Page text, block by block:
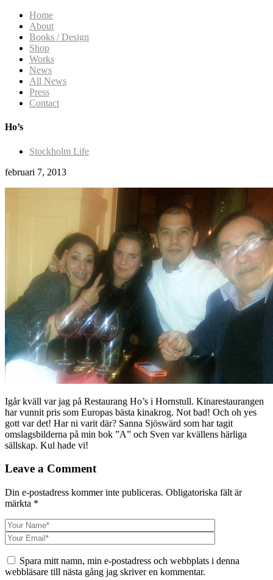
Home
About
Books / Design
Shop
Works
News
All News
Press
Contact
Ho’s
Stockholm Life
februari 7, 2013
Igår kväll var jag på Restaurang Ho’s i Hornstull. Kinarestaurangen
har vunnit pris som Europas bästa kinakrog. Not bad! Och oh yes
gott var det! Har ni varit där? Sanna Sjöswärd som har tagit
omslagsbilderna på min bok ”A” och Sven var kvällens härliga
sällskap. Kul hade vi!
Leave a Comment
Din e-postadress kommer inte publiceras. Obligatoriska fält är
märkta *
Spara mitt namn, min e-postadress och webbplats i denna
webbläsare till nästa gång jag skriver en kommentar.